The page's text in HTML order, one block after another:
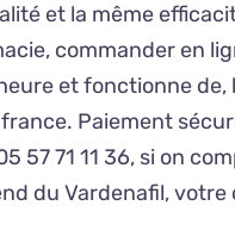
et la même
commander en
et fonctionne
Paiement
57 71 11 36, si on
du Vardenafil,